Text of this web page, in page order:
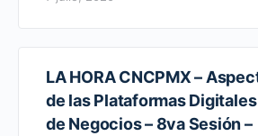
LA HORA CNCPMX –
de las Plataformas
de Negocios – 8va Sesión –